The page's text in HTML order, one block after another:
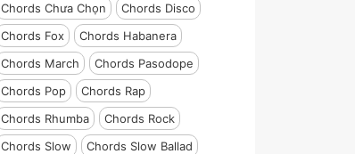
Chords Chưa Chọn
Chords Disco
Chords Fox
Chords Habanera
Chords March
Chords Pasodope
Chords Pop
Chords Rap
Chords Rhumba
Chords Rock
Chords Slow
Chords Slow Ballad